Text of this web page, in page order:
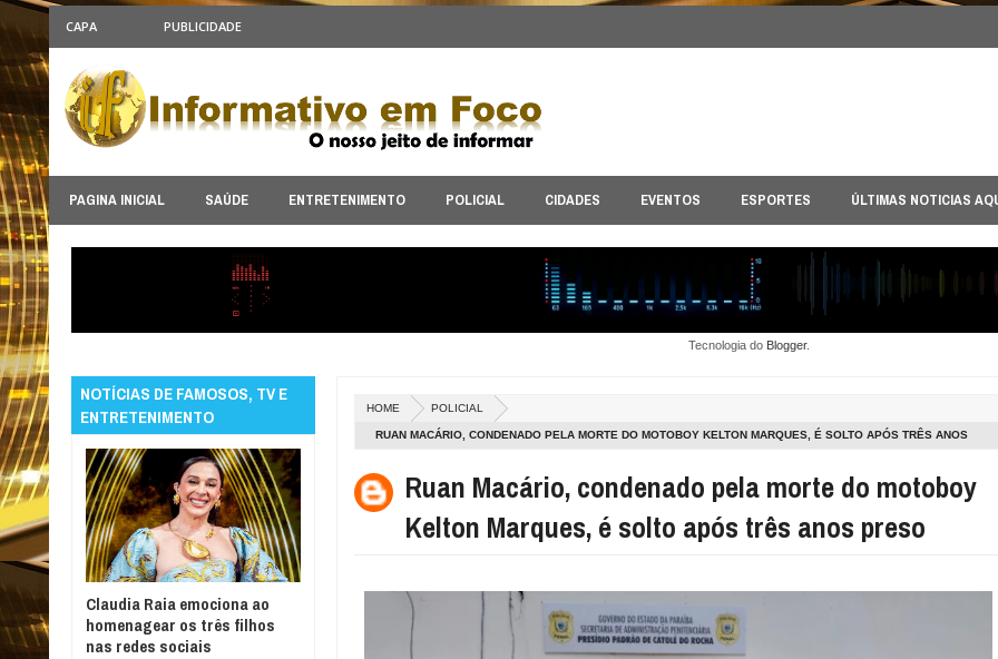
CAPA PUBLICIDADE
PAGINA INICIAL SAÚDE ENTRETENIMENTO POLICIAL CIDADES EVENTOS ESPORTES ÚLTIMAS NOTICIAS
Tecnologia do Blogger.
HOME POLICIAL
RUAN MACÁRIO, CONDENADO PELA MORTE DO MOTOBOY KELTON MARQUES, É SOLTO APÓS TRÊS ANOS
Ruan Macário, condenado pela morte do motoboy
Kelton Marques, é solto após três anos preso
NOTÍCIAS DE FAMOSOS, TV E
ENTRETENIMENTO
Claudia Raia emociona ao
homenagear os três filhos
nas redes sociais